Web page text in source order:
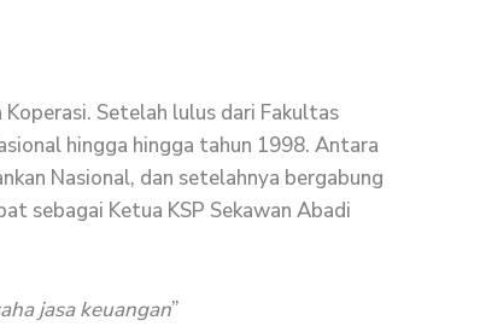
Setelah lulus dari Fakultas
hingga hingga tahun 1998. Antara
Nasional, dan setelahnya bergabung
sebagai Ketua KSP Sekawan Abadi
jasa keuangan”